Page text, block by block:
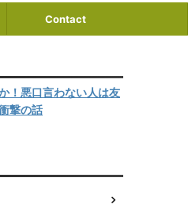
Contact
！悪口言わない人は友
撃の話